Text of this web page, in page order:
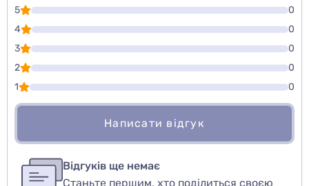
5
0
4
0
3
0
2
0
1
0
Написати відгук
авторизуйтесьили войдите
Відгуків ще немає
Станьте першим, хто поділиться своєю